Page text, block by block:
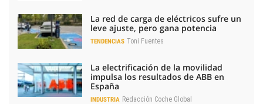
La red de carga de eléctricos sufre un
leve ajuste, pero gana potencia
TENDENCIAS Toni Fuentes
La electrificación de la movilidad
impulsa los resultados de ABB en
España
INDUSTRIA Redacción Coche Global